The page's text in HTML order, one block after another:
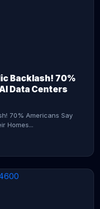
Backlash! 70%
Data Centers
70% Americans Say
Homes...